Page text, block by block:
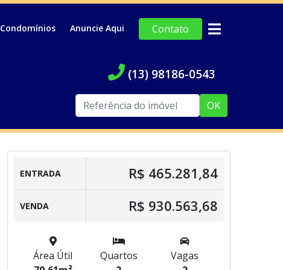
Condomínios Anuncie Aqui Contato
(13) 98186-0543
OK
ENTRADA R$ 465.281,84
VENDA R$ 930.563,68
Área Útil
Quartos
Vagas